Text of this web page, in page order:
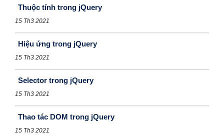
Thuộc tính trong jQuery
15 Th3 2021
Hiệu ứng trong jQuery
15 Th3 2021
Selector trong jQuery
15 Th3 2021
Thao tác DOM trong jQuery
15 Th3 2021